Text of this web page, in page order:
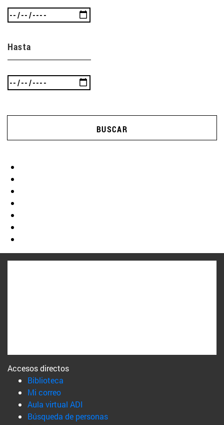
Hasta
BUSCAR
Accesos directos
Biblioteca
Mi correo(abre en nueva ventana)
Aula virtual ADI
Búsqueda de personas(abre en nueva ventana)